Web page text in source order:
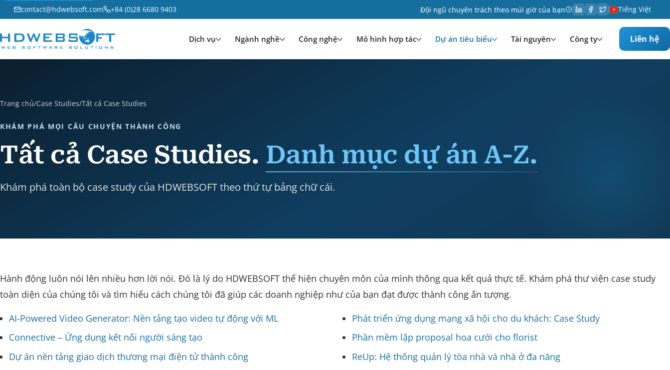
contact@hdwebsoft.com +84 (0)28 6680 9403 Đội ngũ chuyên trách theo múi giờ của bạn Tiếng Việt
Dịch vụ Ngành nghề Công nghệ Mô hình hợp tác Dự án tiêu biểu Tài nguyên Công ty Liên hệ
Trang chủ/Case Studies/Tất cả Case Studies
KHÁM PHÁ MỌI CÂU CHUYỆN THÀNH CÔNG
Tất cả Case Studies. Danh mục dự án A-Z.
Khám phá toàn bộ case study của HDWEBSOFT theo thứ tự bảng chữ cái.
Hành động luôn nói lên nhiều hơn lời nói. Đó là lý do HDWEBSOFT thể hiện chuyên môn của mình thông qua kết quả thực tế. Khám phá thư viện case study
toàn diện của chúng tôi và tìm hiểu cách chúng tôi đã giúp các doanh nghiệp như của bạn đạt được thành công ấn tượng.
AI-Powered Video Generator: Nền tảng tạo video tự động với ML
Connective – Ứng dụng kết nối người sáng tạo
Dự án nền tảng giao dịch thương mại điện tử thành công
Phát triển ứng dụng mạng xã hội cho du khách: Case Study
Phần mềm lập proposal hoa cưới cho florist
ReUp: Hệ thống quản lý tòa nhà và nhà ở đa năng